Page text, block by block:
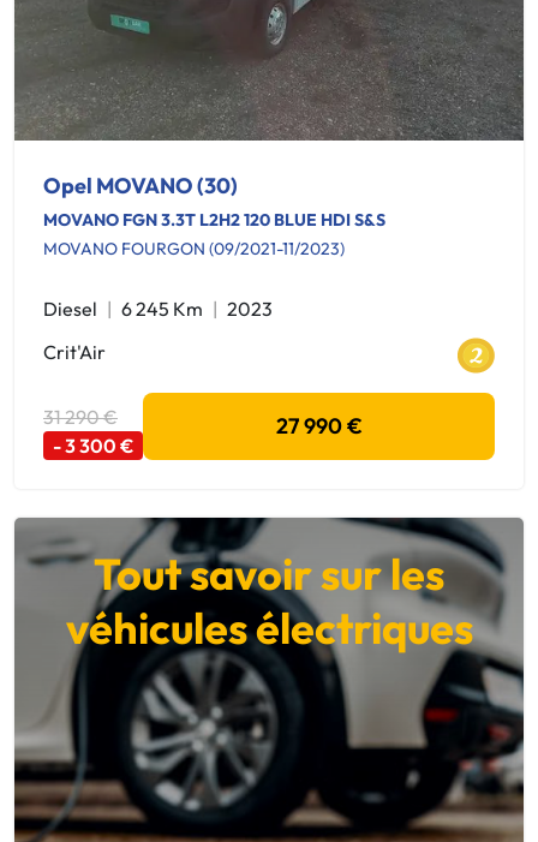
Opel MOVANO (30)
MOVANO FGN 3.3T L2H2 120 BLUE HDI S&S
MOVANO FOURGON (09/2021-11/2023)
Diesel 6 245 Km
2023
Crit'Air
31 290 €
- 3 300 €
27 990 €
Tout savoir sur les
véhicules électriques